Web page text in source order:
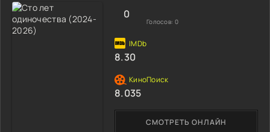
СМОТРЕТЬ ОНЛАЙН
0
Голосов: 0
8.30
8.035